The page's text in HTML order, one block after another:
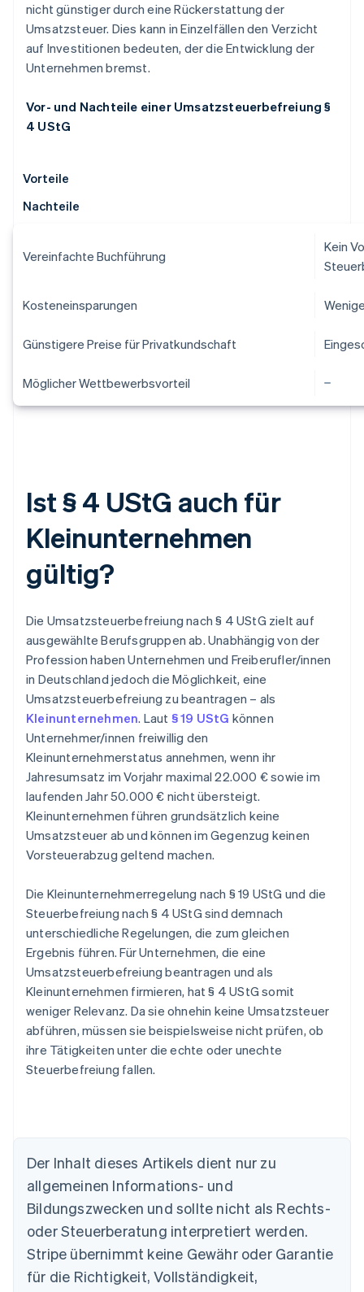
nicht günstiger durch eine Rückerstattung der
Umsatzsteuer. Dies kann in Einzelfällen den Verzicht
auf Investitionen bedeuten, der die Entwicklung der
Unternehmen bremst.
Vor- und Nachteile einer Umsatzsteuerbefreiung §
4 UStG
Vorteile
Nachteile
Vereinfachte Buchführung
Kein
Kosteneinsparungen
Günstigere Preise für Privatkundschaft
Möglicher Wettbewerbsvorteil
Ist § 4 UStG auch für
Kleinunternehmen
gültig?
Die Umsatzsteuerbefreiung nach § 4 UStG zielt auf
ausgewählte Berufsgruppen ab. Unabhängig von der
Profession haben Unternehmen und Freiberufler/innen
in Deutschland jedoch die Möglichkeit, eine
Umsatzsteuerbefreiung zu beantragen – als
Kleinunternehmen. Laut § 19 UStG können
Unternehmer/innen freiwillig den
Kleinunternehmerstatus annehmen, wenn ihr
Jahresumsatz im Vorjahr maximal 22.000 € sowie im
laufenden Jahr 50.000 € nicht übersteigt.
Kleinunternehmen führen grundsätzlich keine
Umsatzsteuer ab und können im Gegenzug keinen
Vorsteuerabzug geltend machen.
Die Kleinunternehmerregelung nach § 19 UStG und die
Steuerbefreiung nach § 4 UStG sind demnach
unterschiedliche Regelungen, die zum gleichen
Ergebnis führen. Für Unternehmen, die eine
Umsatzsteuerbefreiung beantragen und als
Kleinunternehmen firmieren, hat § 4 UStG somit
weniger Relevanz. Da sie ohnehin keine Umsatzsteuer
abführen, müssen sie beispielsweise nicht prüfen, ob
ihre Tätigkeiten unter die echte oder unechte
Steuerbefreiung fallen.
Der Inhalt dieses Artikels dient nur zu
allgemeinen Informations- und
Bildungszwecken und sollte nicht als Rechts-
oder Steuerberatung interpretiert werden.
Stripe übernimmt keine Gewähr oder Garantie
für die Richtigkeit, Vollständigkeit,
Australien
English
Nederlands FrançaisDeutschEnglish
Brasilien